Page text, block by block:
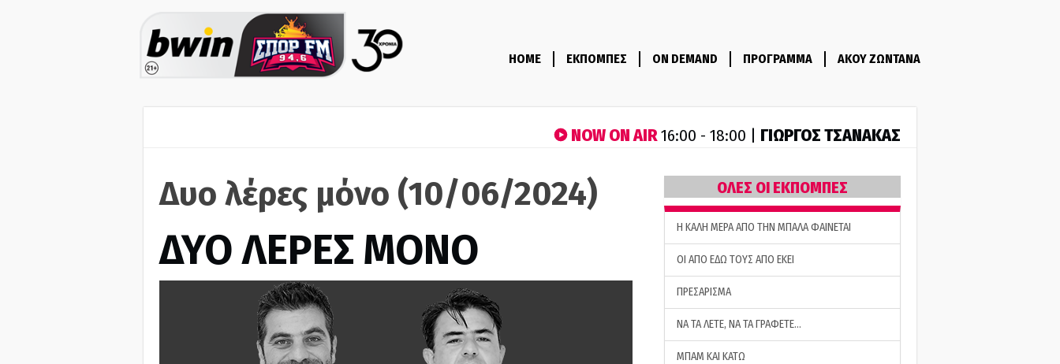
HOME ΕΚΠΟΜΠΕΣ ON DEMAND ΠΡΟΓΡΑΜΜΑ ΑΚΟΥ ΖΩΝΤΑΝΑ
NOW ON AIR16:00 - 18:00 | ΓΙΩΡΓΟΣ ΤΣΑΝΑΚΑΣ
Δυο λέρες μόνο (10/06/2024)
ΔΥΟ ΛΕΡΕΣ ΜΟΝΟ
ΟΛΕΣ ΟΙ ΕΚΠΟΜΠΕΣ
H ΚΑΛΗ ΜΕΡΑ ΑΠΟ ΤΗΝ ΜΠΑΛΑ ΦΑΙΝΕΤΑΙ
ΟΙ ΑΠΟ ΕΔΩ ΤΟΥΣ ΑΠΟ ΕΚΕΙ
ΠΡΕΣΑΡΙΣΜΑ
ΝΑ ΤΑ ΛΕΤΕ, ΝΑ ΤΑ ΓΡΑΦΕΤΕ…
ΜΠΑΜ ΚΑΙ ΚΑΤΩ